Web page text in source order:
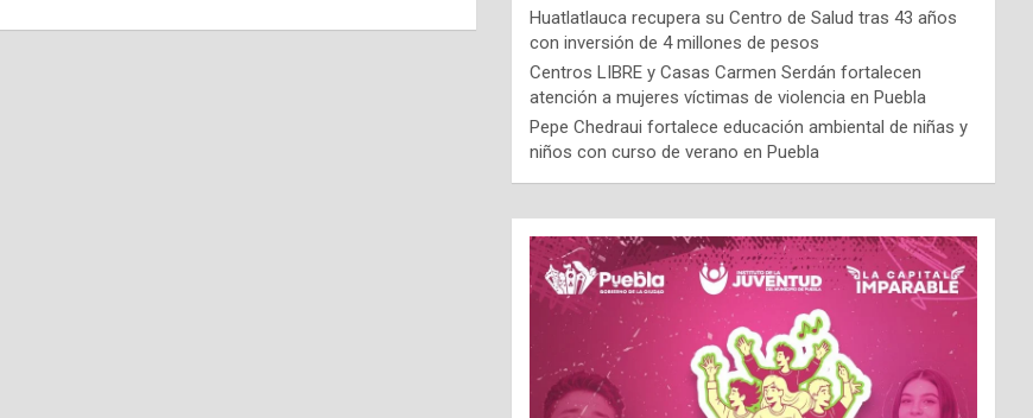
Huatlatlauca recupera su Centro de Salud tras 43 años
con inversión de 4 millones de pesos
Centros LIBRE y Casas Carmen Serdán fortalecen
atención a mujeres víctimas de violencia en Puebla
Pepe Chedraui fortalece educación ambiental de niñas y
niños con curso de verano en Puebla